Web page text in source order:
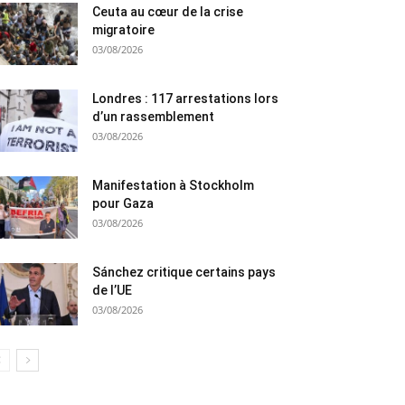
Ceuta au cœur de la crise
migratoire
03/08/2026
Londres : 117 arrestations lors
d’un rassemblement
03/08/2026
Manifestation à Stockholm
pour Gaza
03/08/2026
Sánchez critique certains pays
de l’UE
03/08/2026